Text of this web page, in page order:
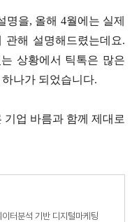
을, 올해 4월에는 실제
관해 설명해드렸는데요.
상황에서 틱톡은 많은
나가 되었습니다.
기업 바름과 함께 제대로
터분석 기반 디지털마케팅